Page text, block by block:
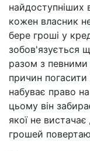
найдоступніших
кожен власник
бере гроші у
зобов'язується
разом з
причин
набуває право
цьому він
якої не
грошей